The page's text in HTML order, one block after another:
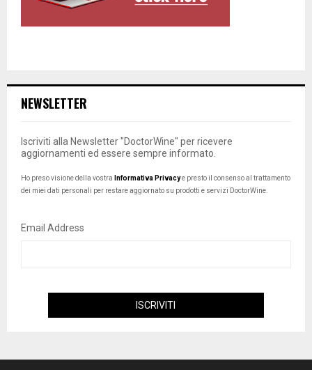
NEWSLETTER
Iscriviti alla Newsletter "DoctorWine" per ricevere
aggiornamenti ed essere sempre informato.
Ho preso visione della vostra Informativa Privacye presto il consenso al trattamento
dei miei dati personali per restare aggiornato su prodotti e servizi DoctorWine.
Email Address